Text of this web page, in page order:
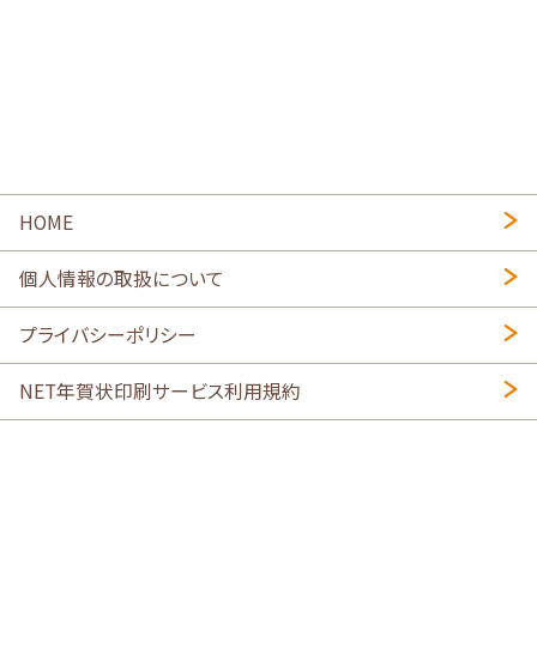
HOME
個人情報の取扱について
プライバシーポリシー
NET年賀状印刷サービス利用規約